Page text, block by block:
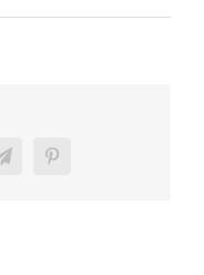
TelegramPinterest